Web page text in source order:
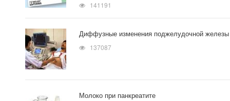
141191
Диффузные изменения поджелудочной железы
137087
Молоко при панкреатите